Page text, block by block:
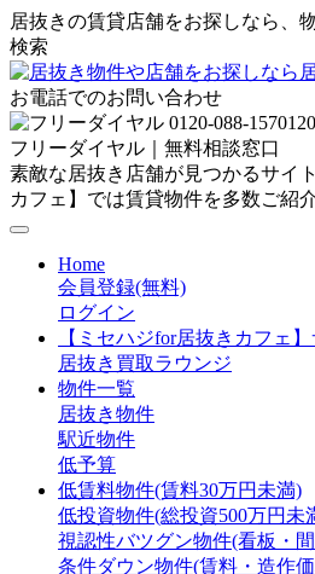
居抜きの賃貸店舗をお探しなら、
検索
お電話でのお問い合わせ
フリーダイヤル｜無料相談窓口
素敵な居抜き店舗が見つかるサイ
カフェ】では賃貸物件を多数ご紹
Home
会員登録(無料)
ログイン
【ミセハジfor居抜きカフェ
居抜き買取ラウンジ
物件一覧
居抜き物件
駅近物件
低予算
低賃料物件(賃料30万円未満)
低投資物件(総投資500万円未
視認性バツグン物件(看板・
条件ダウン物件(賃料・造作